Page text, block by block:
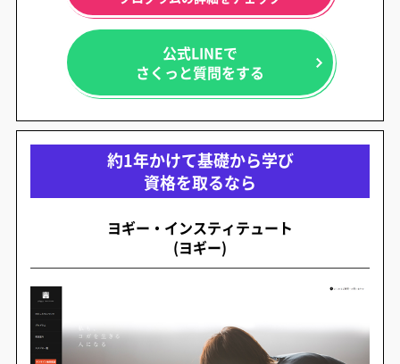
公式LINEで
さくっと質問をする
約1年かけて基礎から学び
資格を取るなら
ヨギー・インスティテュート
(ヨギー)